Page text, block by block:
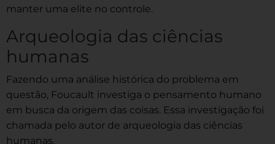
manter uma elite no controle.
Arqueologia das ciências
humanas
Fazendo uma análise histórica do problema em
questão, Foucault investiga o pensamento humano
em busca da origem das coisas. Essa investigação foi
chamada pelo autor de arqueologia das ciências
humanas.